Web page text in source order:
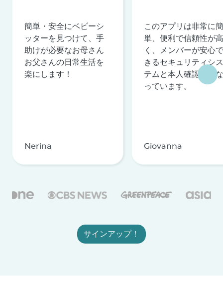
簡単・安全にベビーシ
ッターを見つけて、手
助けが必要なお母さん
お父さんの日常生活を
楽にします！
Nerina
このアプリは非常に簡
単、便利で信頼性が高
く、メンバーが安心で
きるセキュリティシス
テムと本人確認を行な
っています。
Giovanna
サインアップ！